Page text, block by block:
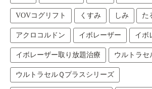
VOVコグリフト くすみ しみ た
アクロコルドン イボレーザー イボ
イボレーザー取り放題治療 ウルトラセ
ウルトラセルＱプラスシリーズ